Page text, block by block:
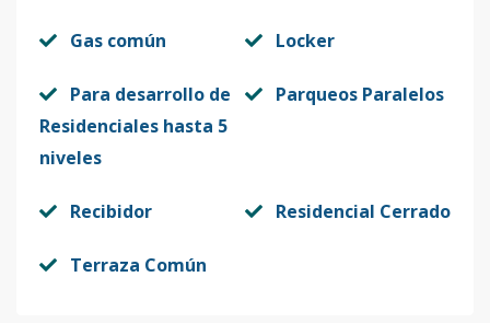
Gas común Locker
Para desarrollo de
Residenciales hasta 5
niveles
Parqueos Paralelos
Recibidor Residencial Cerrado
Terraza Común